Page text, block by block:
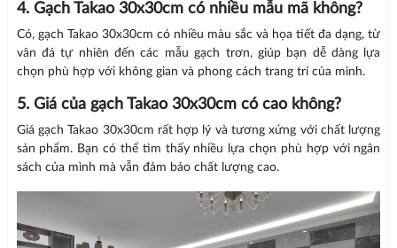
4. Gạch Takao 30x30cm có nhiều mẫu mã không?
Có, gạch Takao 30x30cm có nhiều màu sắc và họa tiết đa dạng, từ
vân đá tự nhiên đến các mẫu gạch trơn, giúp bạn dễ dàng lựa
chọn phù hợp với không gian và phong cách trang trí của mình.
5. Giá của gạch Takao 30x30cm có cao không?
Giá gạch Takao 30x30cm rất hợp lý và tương xứng với chất lượng
sản phẩm. Bạn có thể tìm thấy nhiều lựa chọn phù hợp với ngân
sách của mình mà vẫn đảm bảo chất lượng cao.